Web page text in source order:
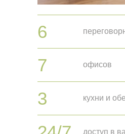
6
7 офисов
3 кухни и
доступ в
Назад